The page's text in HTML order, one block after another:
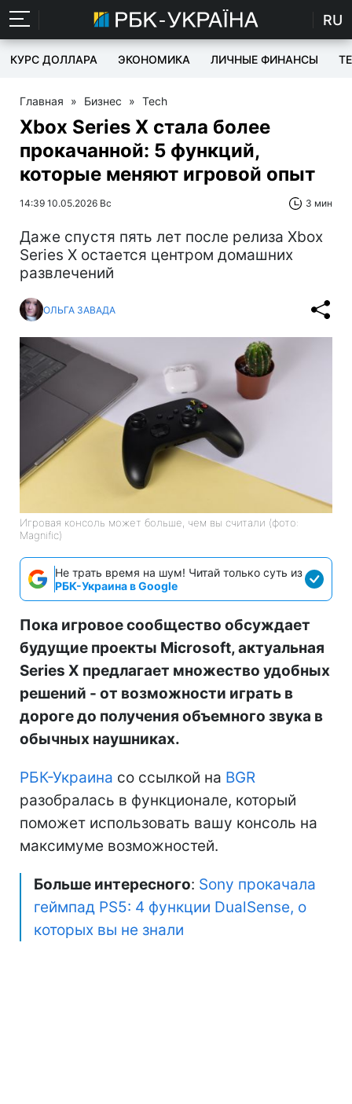
RU
КУРС ДОЛЛАРА ЭКОНОМИКА ЛИЧНЫЕ ФИНАНСЫ
Главная » Бизнес » Tech
Xbox Series X стала более
прокачанной: 5 функций,
которые меняют игровой опыт
14:39 10.05.2026 Вс 3 мин
Даже спустя пять лет после релиза Xbox
Series X остается центром домашних
развлечений
ОЛЬГА ЗАВАДА
Игровая консоль может больше, чем вы считали (фото:
Magnific)
Не трать время на шум! Читай только суть из
РБК-Украина в Google
Пока игровое сообщество обсуждает
будущие проекты Microsoft, актуальная
Series X предлагает множество удобных
решений - от возможности играть в
дороге до получения объемного звука в
обычных наушниках.
РБК-Украина со ссылкой на BGR
разобралась в функционале, который
поможет использовать вашу консоль на
максимуме возможностей.
Больше интересного: Sony прокачала
геймпад PS5: 4 функции DualSense, о
которых вы не знали